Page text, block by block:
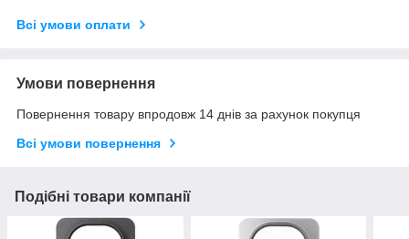
Всі умови оплати
Умови повернення
Повернення товару впродовж 14 днів за рахунок покупця
Всі умови повернення
Подібні товари компанії